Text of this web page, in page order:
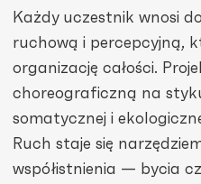
Każdy uczestnik wnosi
ruchową i percepcyjną,
organizację całości.
choreograficzną na
somatycznej i
Ruch staje się
współistnienia — bycia